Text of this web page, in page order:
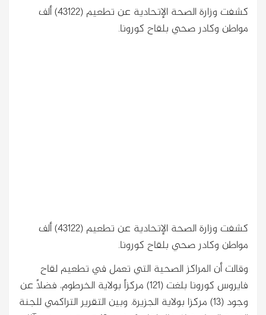
كشفت وزارة الصحة الإتحادية عن تطعيم (43122) ألف
مواطن وكادر صحي بلقاح كورونا.
كشفت وزارة الصحة الإتحادية عن تطعيم (43122) ألف
مواطن وكادر صحي بلقاح كورونا.
وقالت أن المراكز الصحية التي تعمل في تطعيم لقاح
فايروس كورونا بلغت (121) مركزاً بولاية الخرطوم، فضلاً عن
وجود (13) مركزا بولاية الجزيرة. وبين التقرير التراكمي للجنة